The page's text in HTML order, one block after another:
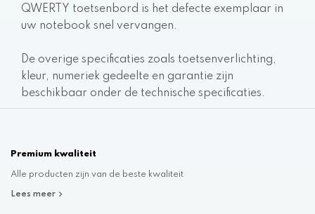
QWERTY toetsenbord is het defecte exemplaar in
uw notebook snel vervangen.
De overige specificaties zoals toetsenverlichting,
kleur, numeriek gedeelte en garantie zijn
beschikbaar onder de technische specificaties.
Premium kwaliteit
Alle producten zijn van de beste kwaliteit
Lees meer